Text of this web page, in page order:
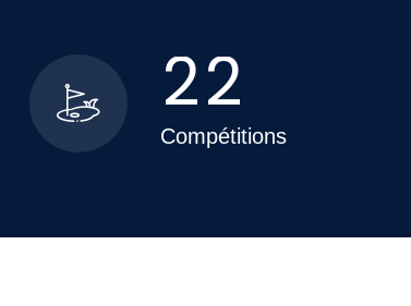
22
Compétitions